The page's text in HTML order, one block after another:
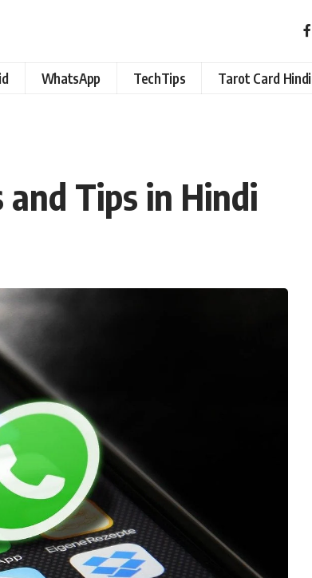
WhatsApp TechTips Tarot Card Hindi
Tips in Hindi